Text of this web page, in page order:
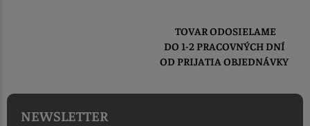
TOVAR ODOSIELAME
DO 1-2 PRACOVNÝCH DNÍ
OD PRIJATIA OBJEDNÁVKY
NEWSLETTER